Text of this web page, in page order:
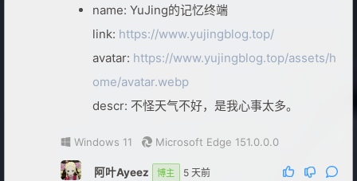
name: YuJing的记忆终端
link: https://www.yujingblog.top/
avatar: https://www.yujingblog.top/assets/h
ome/avatar.webp
descr: 不怪天气不好，是我心事太多。
Windows 11 Microsoft Edge 151.0.0.0
阿叶Ayeez 博主 5 天前